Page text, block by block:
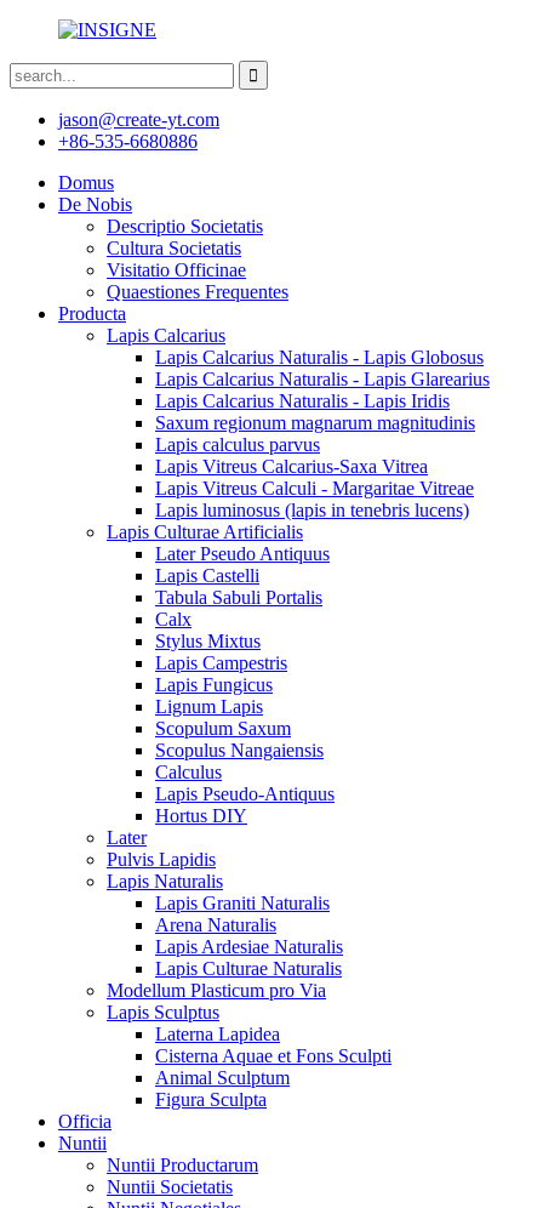
jason@create-yt.com
+86-535-6680886
Domus
De Nobis
Descriptio Societatis
Cultura Societatis
Visitatio Officinae
Quaestiones Frequentes
Producta
Lapis Calcarius
Lapis Calcarius Naturalis - Lapis Globosus
Lapis Calcarius Naturalis - Lapis Glarearius
Lapis Calcarius Naturalis - Lapis Iridis
Saxum regionum magnarum magnitudinis
Lapis calculus parvus
Lapis Vitreus Calcarius-Saxa Vitrea
Lapis Vitreus Calculi - Margaritae Vitreae
Lapis luminosus (lapis in tenebris lucens)
Lapis Culturae Artificialis
Later Pseudo Antiquus
Lapis Castelli
Tabula Sabuli Portalis
Calx
Stylus Mixtus
Lapis Campestris
Lapis Fungicus
Lignum Lapis
Scopulum Saxum
Scopulus Nangaiensis
Calculus
Lapis Pseudo-Antiquus
Hortus DIY
Later
Pulvis Lapidis
Lapis Naturalis
Lapis Graniti Naturalis
Arena Naturalis
Lapis Ardesiae Naturalis
Lapis Culturae Naturalis
Modellum Plasticum pro Via
Lapis Sculptus
Laterna Lapidea
Cisterna Aquae et Fons Sculpti
Animal Sculptum
Figura Sculpta
Officia
Nuntii
Nuntii Productarum
Nuntii Societatis